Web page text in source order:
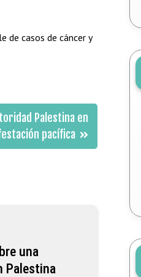
de casos de cáncer y
Palestina en
pacífica
una
Palestina